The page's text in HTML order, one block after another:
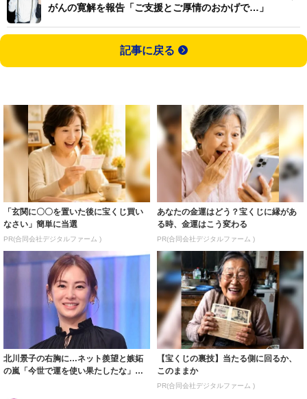
がんの寛解を報告「ご支援とご厚情のおかげで…」
記事に戻る
「玄関に〇〇を置いた後に宝くじ買い
なさい」簡単に当選
PR(合同会社デジタルファーム )
あなたの金運はどう？宝くじに縁があ
る時、金運はこう変わる
PR(合同会社デジタルファーム )
北川景子の右胸に…ネット羨望と嫉妬
の嵐「今世で運を使い果たしたな」
【宝くじの裏技】当たる側に回るか、
このままか
PR(合同会社デジタルファーム )